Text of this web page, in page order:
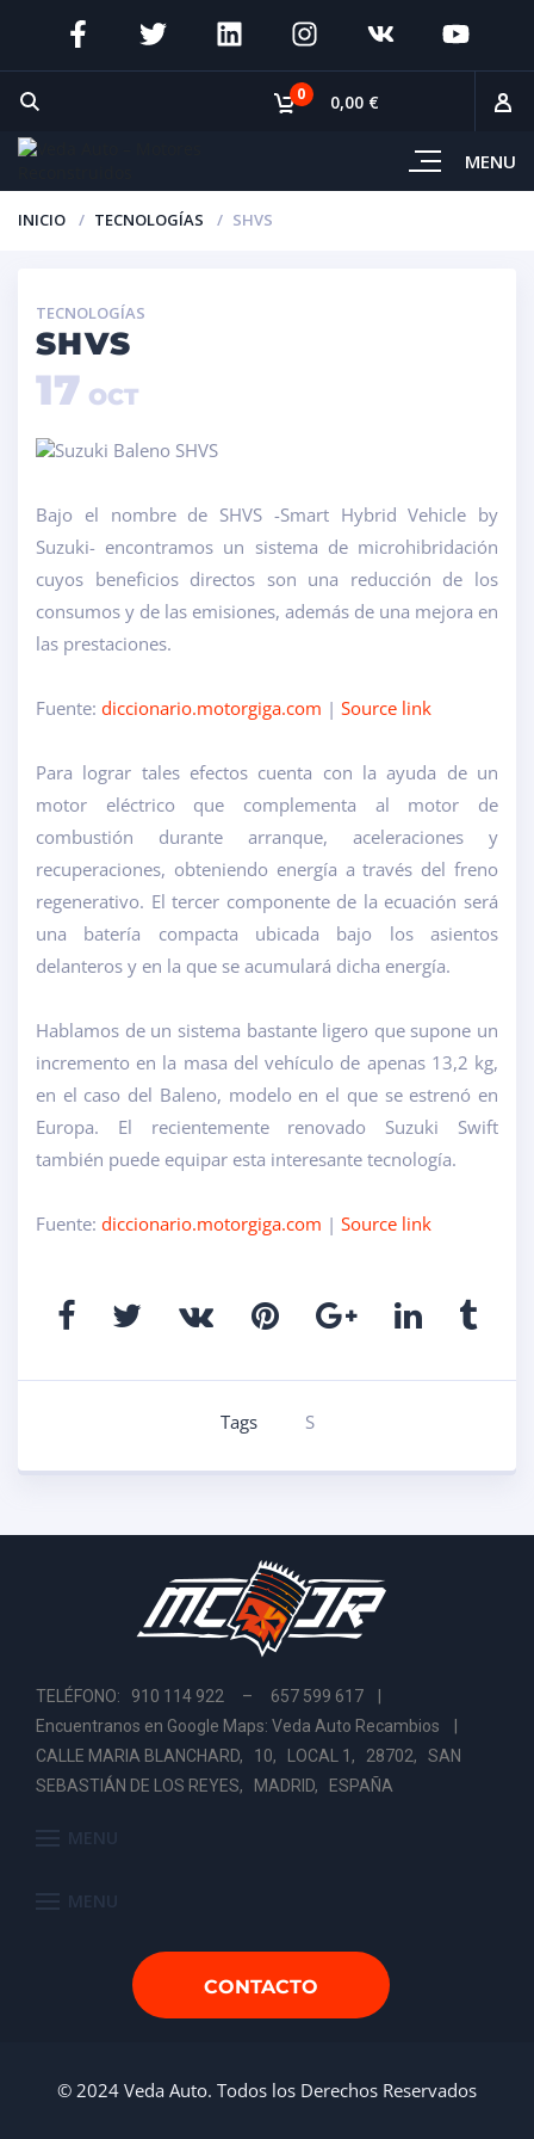
MENU
0 0,00 €
INICIO TECNOLOGÍAS SHVS
TECNOLOGÍAS
SHVS
17 OCT
Bajo el nombre de SHVS -Smart Hybrid Vehicle by
Suzuki- encontramos un sistema de microhibridación
cuyos beneficios directos son una reducción de los
consumos y de las emisiones, además de una mejora en
las prestaciones.
Fuente: diccionario.motorgiga.com | Source link
Para lograr tales efectos cuenta con la ayuda de un
motor eléctrico que complementa al motor de
combustión durante arranque, aceleraciones y
recuperaciones, obteniendo energía a través del freno
regenerativo. El tercer componente de la ecuación será
una batería compacta ubicada bajo los asientos
delanteros y en la que se acumulará dicha energía.
Hablamos de un sistema bastante ligero que supone un
incremento en la masa del vehículo de apenas 13,2 kg,
en el caso del Baleno, modelo en el que se estrenó en
Europa. El recientemente renovado Suzuki Swift
también puede equipar esta interesante tecnología.
Fuente: diccionario.motorgiga.com | Source link
Tags S
TELÉFONO: 910 114 922 – 657 599 617 |
Encuentranos en Google Maps: Veda Auto Recambios
CALLE MARIA BLANCHARD, 10, LOCAL 1, 28702, SAN
SEBASTIÁN DE LOS REYES, MADRID, ESPAÑA
MENU
MENU
CONTACTO
© 2024 Veda Auto. Todos los Derechos Reservados